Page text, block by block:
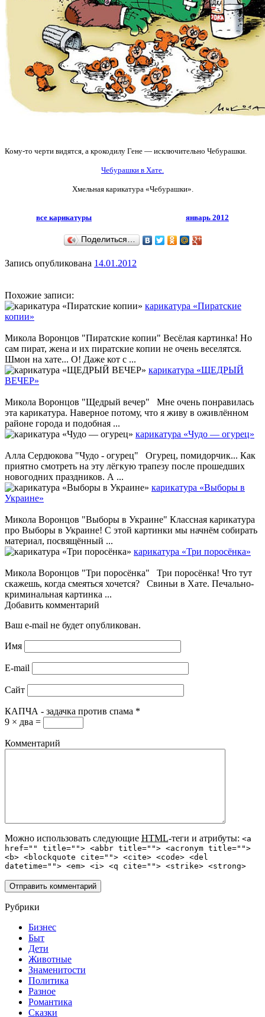
Кому-то черти видятся, а крокодилу Гене — исключительно Чебурашки.
Чебурашки в Хате.
Хмельная карикатура «Чебурашки».
все карикатуры январь 2012
Поделиться…
Запись опубликована 14.01.2012
Похожие записи:
карикатура «Пиратские
копии»
Микола Воронцов "Пиратские копии" Весёлая картинка! Но
сам пират, жена и их пиратские копии не очень веселятся.
Шмон на хате... О! Даже кот с ...
карикатура «ЩЕДРЫЙ
ВЕЧЕР»
Микола Воронцов "Щедрый вечер" Мне очень понравилась
эта карикатура. Наверное потому, что я живу в оживлённом
районе города и подобная ...
карикатура «Чудо — огурец»
Алла Сердюкова "Чудо - огурец" Огурец, помидорчик... Как
приятно смотреть на эту лёгкую трапезу после прошедших
новогодних праздников. А ...
карикатура «Выборы в
Украине»
Микола Воронцов "Выборы в Украине" Классная карикатура
про Выборы в Украине! С этой картинки мы начнём собирать
материал, посвящённый ...
карикатура «Три поросёнка»
Микола Воронцов "Три поросёнка" Три поросёнка! Что тут
скажешь, когда смеяться хочется? Свиньи в Хате. Печально-
криминальная картинка ...
Добавить комментарий
Ваш e-mail не будет опубликован.
Имя
E-mail
Сайт
КАПЧА - задачка против спама *
9 × два =
Комментарий
Можно использовать следующие HTML-теги и атрибуты: <a
href="" title=""> <abbr title=""> <acronym title="">
<b> <blockquote cite=""> <cite> <code> <del
datetime=""> <em> <i> <q cite=""> <strike> <strong>
Рубрики
Бизнес
Быт
Дети
Животные
Знаменитости
Политика
Разное
Романтика
Сказки